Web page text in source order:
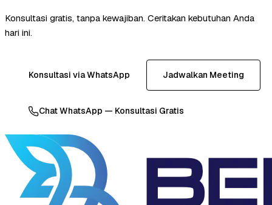
Konsultasi gratis, tanpa kewajiban. Ceritakan kebutuhan Anda
hari ini.
Konsultasi via WhatsApp Jadwalkan Meeting
Chat WhatsApp — Konsultasi Gratis